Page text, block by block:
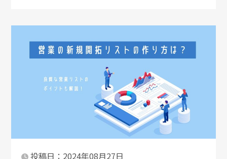
投稿日：2024年08月27日